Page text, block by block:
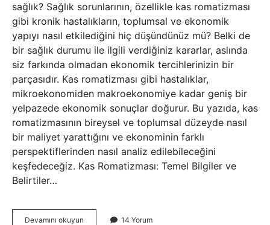
sağlık? Sağlık sorunlarının, özellikle kas romatizması
gibi kronik hastalıkların, toplumsal ve ekonomik
yapıyı nasıl etkilediğini hiç düşündünüz mü? Belki de
bir sağlık durumu ile ilgili verdiğiniz kararlar, aslında
siz farkında olmadan ekonomik tercihlerinizin bir
parçasıdır. Kas romatizması gibi hastalıklar,
mikroekonomiden makroekonomiye kadar geniş bir
yelpazede ekonomik sonuçlar doğurur. Bu yazıda, kas
romatizmasının bireysel ve toplumsal düzeyde nasıl
bir maliyet yarattığını ve ekonominin farklı
perspektiflerinden nasıl analiz edilebileceğini
keşfedeceğiz. Kas Romatizması: Temel Bilgiler ve
Belirtiler…
Devamını okuyun 14 Yorum